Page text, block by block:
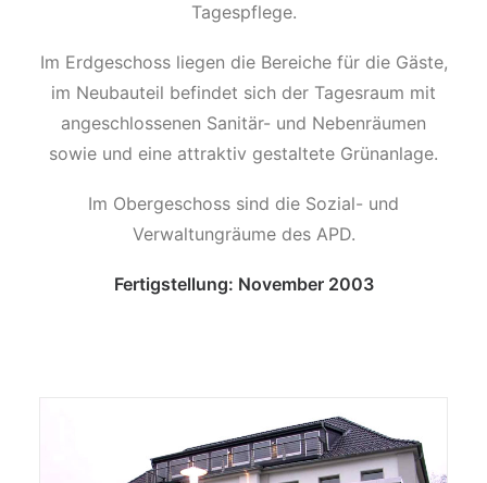
Tagespflege.
Im Erdgeschoss liegen die Bereiche für die Gäste,
im Neubauteil befindet sich der Tagesraum mit
angeschlossenen Sanitär- und Nebenräumen
sowie und eine attraktiv gestaltete Grünanlage.
Im Obergeschoss sind die Sozial- und
Verwaltungräume des APD.
Fertigstellung: November 2003